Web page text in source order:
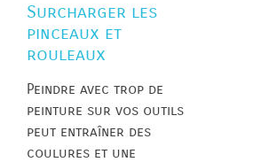
Surcharger les
pinceaux et
rouleaux
Peindre avec trop de
peinture sur vos outils
peut entraîner des
coulures et une